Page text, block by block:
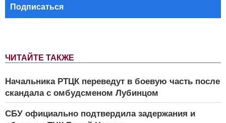
ЧИТАЙТЕ ТАКЖЕ
Начальника РТЦК переведут в боевую часть после
скандала с омбудсменом Лубинцом
СБУ официально подтвердила задержания и
Подписаться